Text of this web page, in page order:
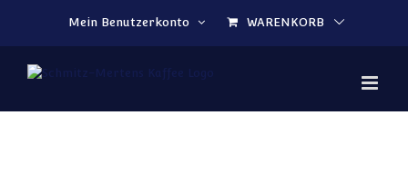
Mein Benutzerkonto
WARENKORB